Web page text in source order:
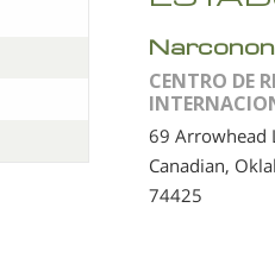
CENTRO DE
69 Arrowhead
Canadian,
74425